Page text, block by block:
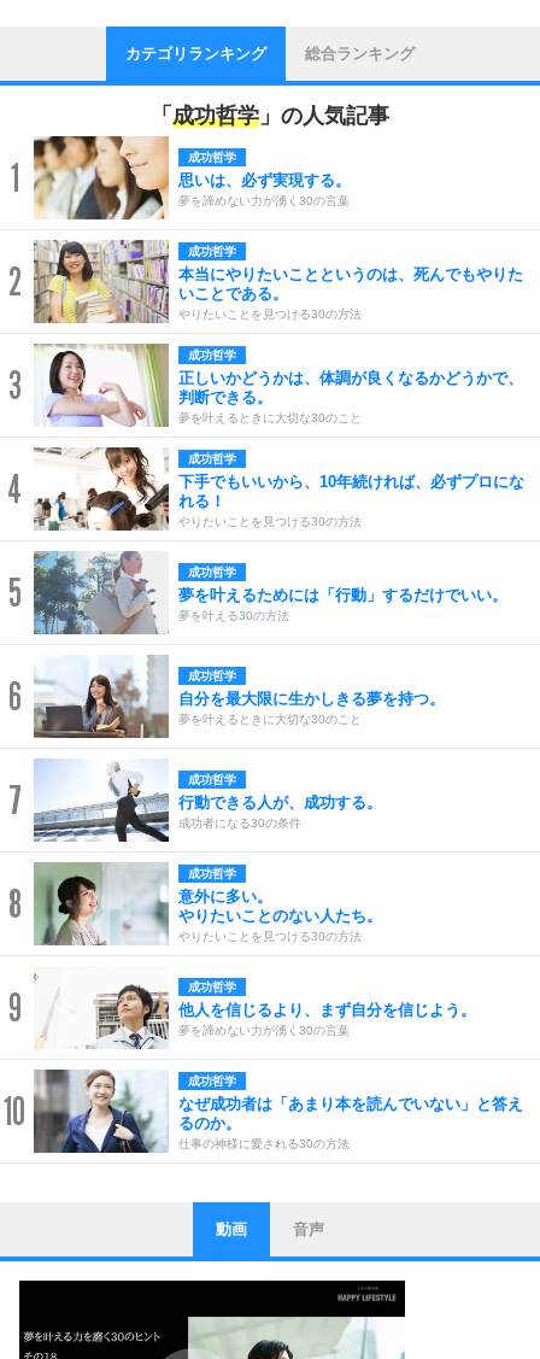
カテゴリランキング 総合ランキング
「 成功哲学 」の人気記事
1 成功哲学
思いは、必ず実現する。
夢を諦めない力が湧く30の言葉
2
成功哲学
本当にやりたいことというのは、死んでもやりた
いことである。
やりたいことを見つける30の方法
3
成功哲学
正しいかどうかは、体調が良くなるかどうかで、
判断できる。
夢を叶えるときに大切な30のこと
4
成功哲学
下手でもいいから、10年続ければ、必ずプロにな
れる！
やりたいことを見つける30の方法
5 成功哲学
夢を叶えるためには「行動」するだけでいい。
夢を叶える30の方法
6 成功哲学
自分を最大限に生かしきる夢を持つ。
夢を叶えるときに大切な30のこと
7 成功哲学
行動できる人が、成功する。
成功者になる30の条件
8
成功哲学
意外に多い。
やりたいことのない人たち。
やりたいことを見つける30の方法
9 成功哲学
他人を信じるより、まず自分を信じよう。
夢を諦めない力が湧く30の言葉
10
成功哲学
なぜ成功者は「あまり本を読んでいない」と答え
るのか。
仕事の神様に愛される30の方法
1
ストレス対策
他人と比べない。
いっそのこと、他人を見ない。
いらいらしない人になる30の方法
プラス思考
動画 音声